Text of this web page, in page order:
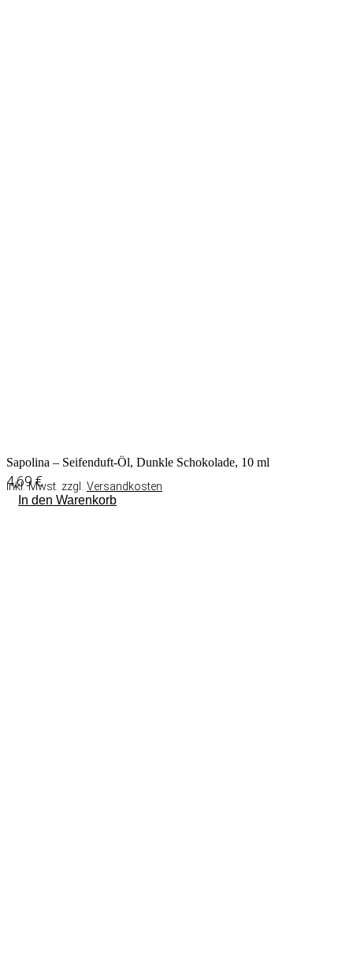
Sapolina – Seifenduft-Öl, Dunkle Schokolade, 10 ml
4,69€
inkl. Mwst. zzgl. Versandkosten
In den Warenkorb